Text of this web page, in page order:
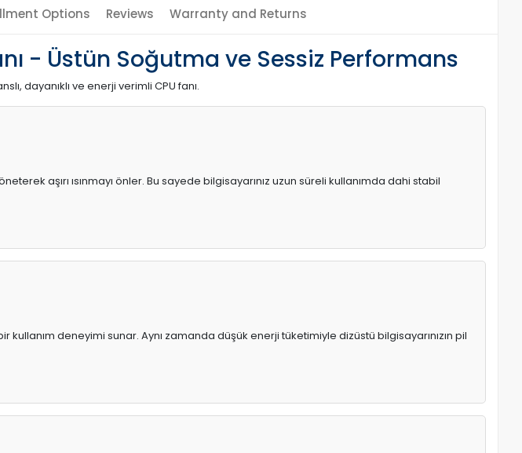
Options Reviews Warranty and Returns
- Üstün Soğutma ve Sessiz Performans
dayanıklı ve enerji verimli CPU fanı.
aşırı ısınmayı önler. Bu sayede bilgisayarınız uzun süreli kullanımda dahi stabil
deneyimi sunar. Aynı zamanda düşük enerji tüketimiyle dizüstü bilgisayarınızın pil